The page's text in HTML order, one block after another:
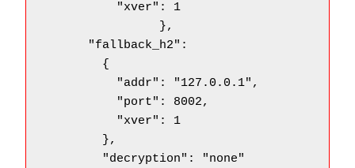
          "xver": 1
      "fallback_h2":
          "addr": "127.0.0.1",
          "port": 8002,